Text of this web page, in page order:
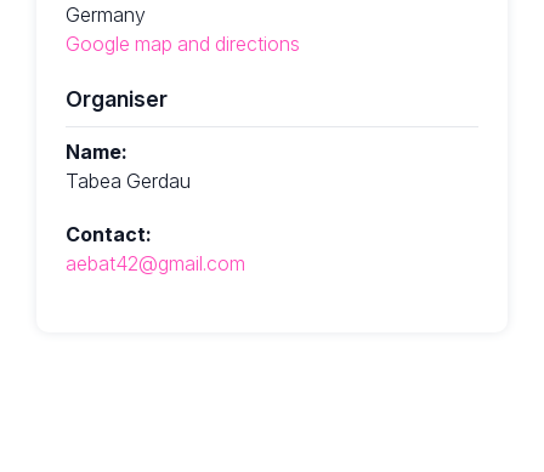
Germany
Google map and directions
Organiser
Name:
Tabea Gerdau
Contact:
aebat42@gmail.com